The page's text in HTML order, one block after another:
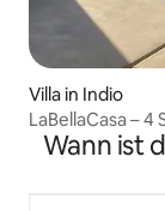
Villa in Indio
LaBellaCasa –
und Hinterhof
Wann ist